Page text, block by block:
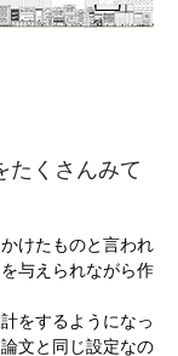
たくさんみて
けたものと言われ
与えられながら作
をするようになっ
文と同じ設定なの